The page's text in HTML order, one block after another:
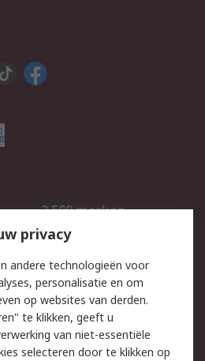
2.500 merken
Inkoopoplossingen
Email veiligheid
privacy
andere technologieën voor
personalisatie en om
op websites van derden.
te klikken, geeft u
van niet-essentiële
selecteren door te klikken op